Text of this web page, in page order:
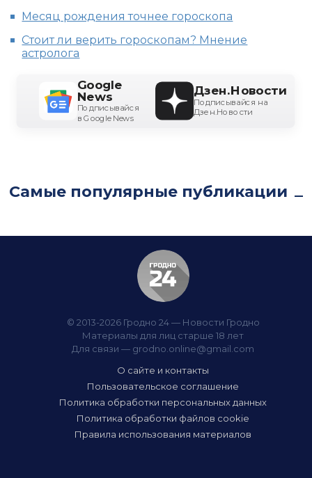
Месяц рождения точнее гороскопа
Стоит ли верить гороскопам? Мнение
астролога
Google
News
Подписывайся
в Google News
Дзен.Новости
Подписывайся на
Дзен.Новости
Самые популярные публикации
© 2013-2026 Гродно 24 — Новости Гродно
Материалы для лиц старше 18 лет
Для связи — grodno.online@gmail.com
О сайте и контакты
Пользовательское соглашение
Политика обработки персональных данных
Политика обработки файлов cookie
Правила использования материалов